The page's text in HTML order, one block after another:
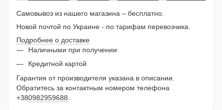
Самовывоз из нашего магазина – бесплатно.
Новой почтой по Украине - по тарифам перевозчика.
Подробнее о доставке
Наличными при получении
Кредитной картой
Гарантия от производителя указана в описании.
Обратитесь за контактным номером телефона
+380982959688